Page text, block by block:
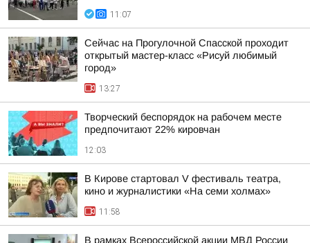
11:07
Сейчас на Прогулочной Спасской проходит
открытый мастер-класс «Рисуй любимый
город»
13:27
Творческий беспорядок на рабочем месте
предпочитают 22% кировчан
12:03
В Кирове стартовал V фестиваль театра,
кино и журналистики «На семи холмах»
11:58
В рамках Всероссийской акции МВД России